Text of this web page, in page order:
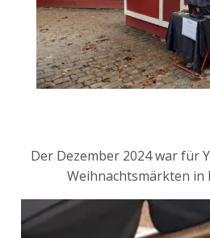
Der Dezem­ber 2024 war für
Weih­nachts­märk­ten in